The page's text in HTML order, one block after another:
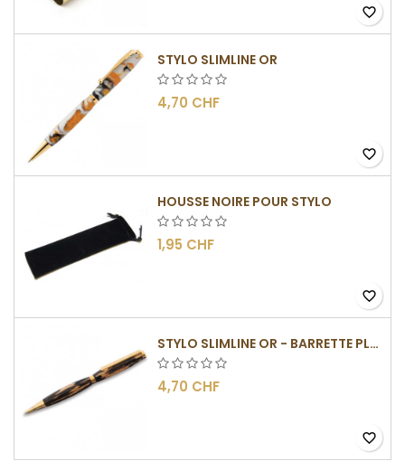
favorite_border
STYLO SLIMLINE OR
4,70 CHF
favorite_border
HOUSSE NOIRE POUR STYLO
1,95 CHF
favorite_border
STYLO SLIMLINE OR - BARRETTE PLATE
4,70 CHF
favorite_border